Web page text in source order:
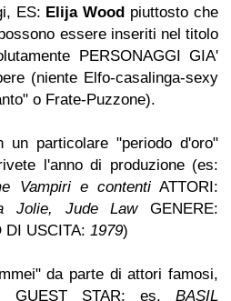
ES: Elija Wood piuttosto che
essere inseriti nel titolo
PERSONAGGI GIA'
(niente Elfo-casalinga-sexy
o Frate-Puzzone).
un particolare "periodo d'oro"
l'anno di produzione (es:
Vampiri e contentiATTORI:
Jolie, Jude LawGENERE:
DI USCITA: 1979)
da parte di attori famosi,
GUEST STAR: es. BASIL